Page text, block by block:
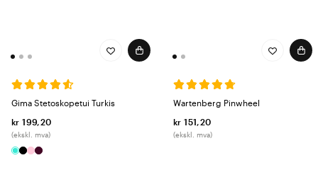
Gima Stetoskopetui Turkis
kr 199,20
(ekskl. mva)
Wartenberg Pinwheel
kr 151,20
(ekskl. mva)